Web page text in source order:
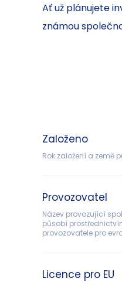
Ať už plánujete
známou
Založeno
Rok založení a země
Provozovatel
Název provozující
působí
provozovatele pro
Licence pro EU